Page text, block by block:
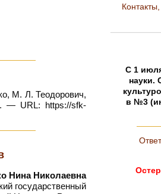
М. Л. Теодорович,
— URL: https://sfk-
Нина Николаевна
государственный
C 1
науки.
в №3